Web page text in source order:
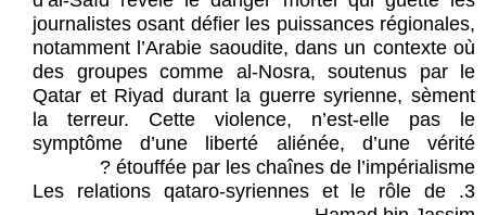
journalistes osant défier les puissances régionales,
notamment l’Arabie saoudite, dans un contexte où
des groupes comme al-Nosra, soutenus par le
Qatar et Riyad durant la guerre syrienne, sèment
la terreur. Cette violence, n’est-elle pas le
symptôme d’une liberté aliénée, d’une vérité
étouffée par les chaînes de l’impérialisme ?
3. Les relations qataro-syriennes et le rôle de